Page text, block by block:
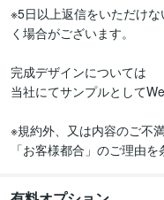
※5日以上返信をいただけ
く場合がございます。
完成デザインについては
当社にてサンプルとして
※規約外、又は内容のご不
「お客様都合」のご理由